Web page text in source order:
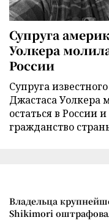
Супруга
Уолкера
России
Супруга
Джастаса Уолкера
остаться в России
гражданство
Владельца
Shikimori